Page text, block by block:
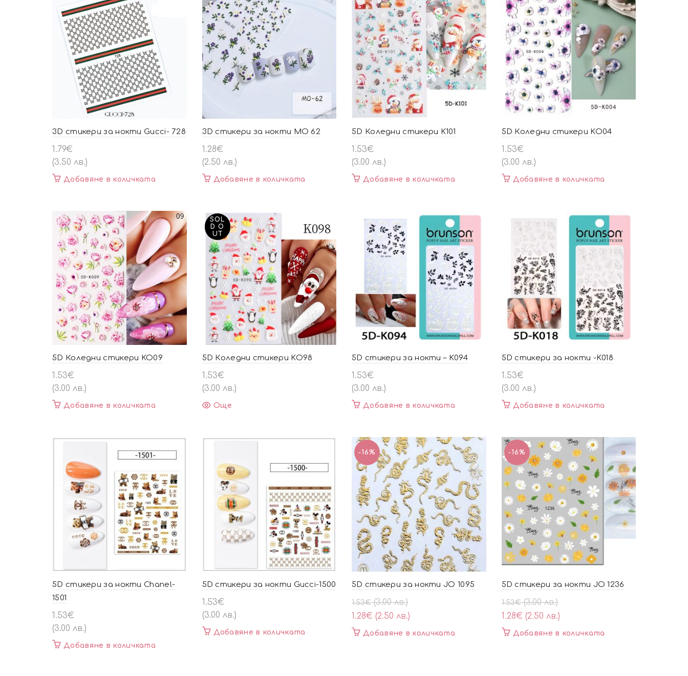
3D стикери за нокти Gucci- 728
1.79€
(3.50 лв.)
Добавяне в количката
3D стикери за нокти MO 62
1.28€
(2.50 лв.)
Добавяне в количката
5D Коледни стикери K101
1.53€
(3.00 лв.)
Добавяне в количката
5D Коледни стикери KO04
1.53€
(3.00 лв.)
Добавяне в количката
5D Коледни стикери KO09
1.53€
(3.00 лв.)
Добавяне в количката
SOL
D O
UT
5D Коледни стикери KO98
1.53€
(3.00 лв.)
Още
5D стикери за нокти – K094
1.53€
(3.00 лв.)
Добавяне в количката
5D стикери за нокти -K018
1.53€
(3.00 лв.)
Добавяне в количката
5D стикери за нокти Chanel-
1501
1.53€
(3.00 лв.)
Добавяне в количката
5D стикери за нокти Gucci-1500
1.53€
(3.00 лв.)
Добавяне в количката
-16%
5D стикери за нокти JO 1095
1.53€ (3.00 лв.)
Original
price
was:
1.53€
1.28€ (2.50 лв.)
Текущата
цена
е:
1.28€
Добавяне в количката
-16%
5D стикери за нокти JO 1236
1.53€ (3.00 лв.)
Original
price
was:
1.53€
1.28€ (2.50 лв.)
Текущата
цена
е:
1.28€
Добавяне в количката